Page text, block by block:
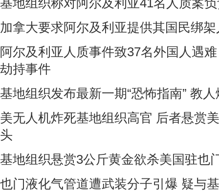
基地组织称对阿尔及利亚41名人质案
加拿大要求阿尔及利亚提供其国民绑
阿尔及利亚人质事件致37名外国人遇
劫持事件
基地组织发布最新一期“恐怖指南” 教
美无人机炸死基地组织高官 后者悬赏
头
基地组织悬赏3公斤黄金欲杀美国驻也
也门液化气管道遭武装分子引爆 疑与